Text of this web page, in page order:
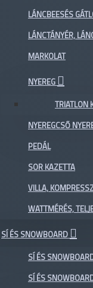
LÁNCBEESÉS
LÁNCTÁNYÉR,
MARKOLAT
NYEREG
TRIATLON
NYEREGCSŐ
PEDÁL
SOR KAZETTA
VILLA,
WATTMÉRÉS,
SÍ ÉS SNOWBOARD
SÍ ÉS
SÍ ÉS